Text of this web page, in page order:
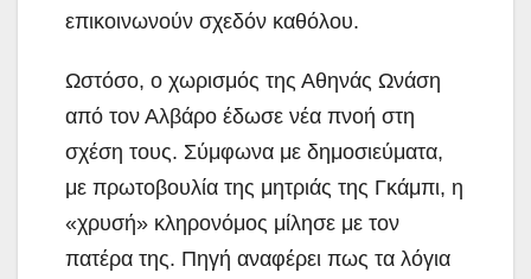
επικοινωνούν σχεδόν καθόλου.
Ωστόσο, ο χωρισμός της Αθηνάς Ωνάση
από τον Αλβάρο έδωσε νέα πνοή στη
σχέση τους. Σύμφωνα με δημοσιεύματα,
με πρωτοβουλία της μητριάς της Γκάμπι, η
«χρυσή» κληρονόμος μίλησε με τον
πατέρα της. Πηγή αναφέρει πως τα λόγια